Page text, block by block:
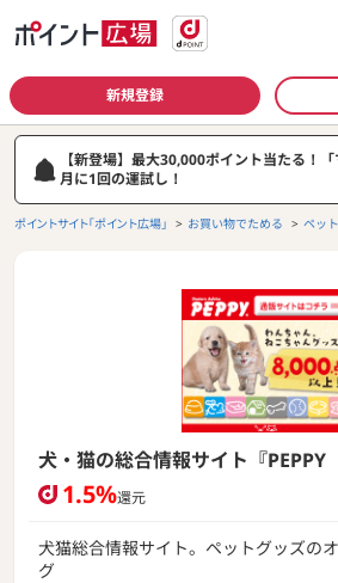
新規登録
【新登場】最大30,000ポイント当たる！
月に1回の運試し！
ポイントサイト「ポイント広場」 お買い物でためる ペット
犬・猫の総合情報サイト『PEPPY
1.5%還元
犬猫総合情報サイト。ペットグッズの
グ